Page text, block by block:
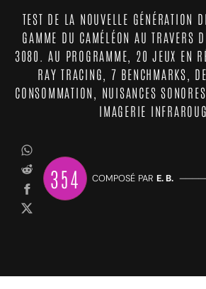
TEST DE LA NOUVELLE GÉNÉRATION
GAMME DU CAMÉLÉON AU TRAVERS
3080. AU PROGRAMME, 20 JEUX EN
RAY TRACING, 7 BENCHMARKS,
CONSOMMATION, NUISANCES
IMAGERIE
354 COMPOSÉ PAR E. B.